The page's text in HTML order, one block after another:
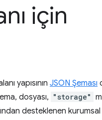
için
yapısının JSON Şeması
dosyası, "storage"
desteklenen